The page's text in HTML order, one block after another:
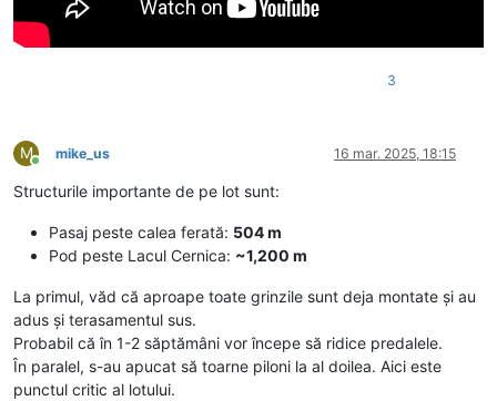
3
M
Conectat
mike_us 16 mar. 2025, 18:15
Structurile importante de pe lot sunt:
Pasaj peste calea ferată: 504 m
Pod peste Lacul Cernica: ~1,200 m
La primul, văd că aproape toate grinzile sunt deja montate și au
adus și terasamentul sus.
Probabil că în 1-2 săptămâni vor începe să ridice predalele.
În paralel, s-au apucat să toarne piloni la al doilea. Aici este
punctul critic al lotului.